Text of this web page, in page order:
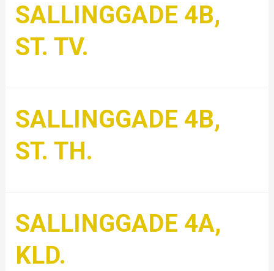
SALLINGGADE 4B,
ST. TV.
SALLINGGADE 4B,
ST. TH.
SALLINGGADE 4A,
KLD.